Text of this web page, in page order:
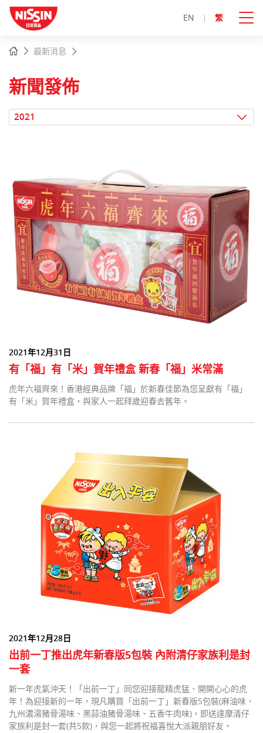
EN 繁
主頁最新消息
新聞發佈
2021年12月31日
有「福」有「米」賀年禮盒 新春「福」米常滿
虎年六福齊來！香港經典品牌「福」於新春佳節為您呈獻有「福」
有「米」賀年禮盒，與家人一起拜歲迎春去舊年。
2021年12月28日
出前一丁推出虎年新春版5包裝 內附清仔家族利是封
一套
新一年虎氣沖天！「出前一丁」同您迎接龍精虎猛、開開心心的虎
年！為迎接新的一年，現凡購買「出前一丁」新春版5包裝(麻油味、
九州濃湯豬骨湯味、黑蒜油豬骨湯味、五香牛肉味)，即送達摩清仔
家族利是封一套(共5款)，與您一起將祝福喜悅大派親朋好友。